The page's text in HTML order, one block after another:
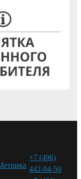
+7 (496)
442-04-50